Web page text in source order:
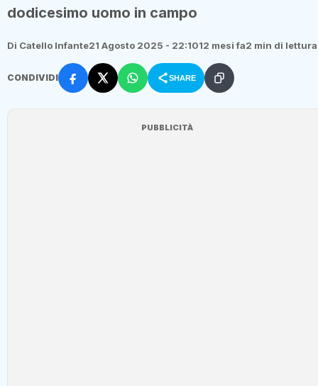
dodicesimo uomo in campo
Di Catello Infante21 Agosto 2025 - 22:1012 mesi fa2 min di lettura
CONDIVIDI SHARE
PUBBLICITÀ